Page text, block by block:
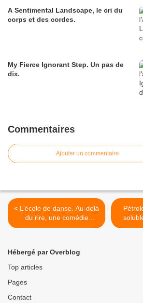
A Sentimental Landscape, le cri du
corps et des cordes.
My Fierce Ignorant Step. Un pas de
dix.
Commentaires
Ajouter un commentaire
< L’école de danse. Au-delà
du rire, une comédie
grinçante de Goldoni.
Hébergé par Overblog
Top articles
Pages
Contact